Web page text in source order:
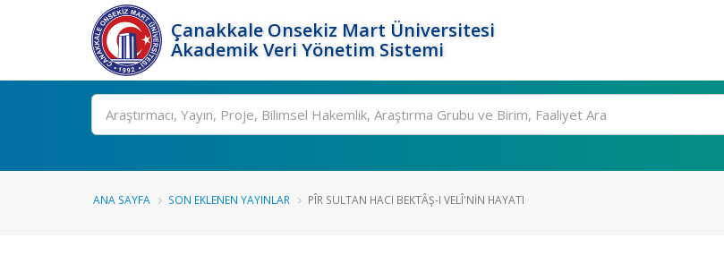
Çanakkale Onsekiz Mart Üniversitesi
Akademik Veri Yönetim Sistemi
Ara
ANA SAYFA SON EKLENEN YAYINLAR PÎR SULTAN HACI BEKTÂŞ-I VELÎ'NIN HAYATI